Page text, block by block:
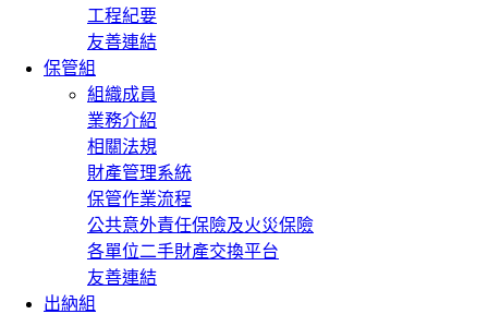
工程紀要
友善連結
保管組
組織成員
業務介紹
相關法規
財產管理系統
保管作業流程
公共意外責任保險及火災保險
各單位二手財產交換平台
友善連結
出納組